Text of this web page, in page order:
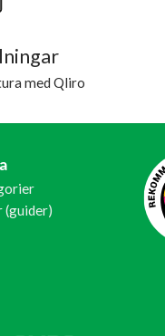
med Qliro
(guider)